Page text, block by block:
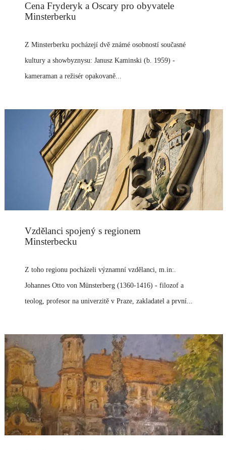
Cena Fryderyk a Oscary pro obyvatele
Minsterberku
Z Minsterberku pocházejí dvě známé osobností současné
kultury a showbyznysu: Janusz Kaminski (b. 1959) -
kameraman a režisér opakovaně...
Vzdělanci spojený s regionem
Minsterbecku
Z toho regionu pocházeli významní vzdělanci, m.in:.
Johannes Otto von Münsterberg (1360-1416) - filozof a
teolog, profesor na univerzitě v Praze, zakladatel a první...